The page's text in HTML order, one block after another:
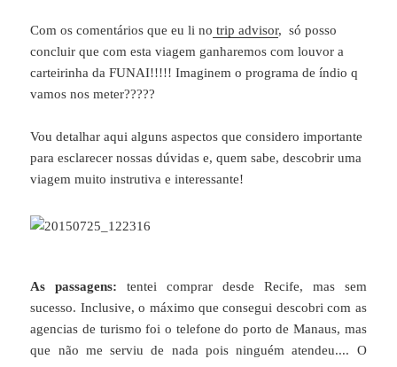
Com os comentários que eu li no trip advisor, só posso
concluir que com esta viagem ganharemos com louvor a
carteirinha da FUNAI!!!!! Imaginem o programa de índio q
vamos nos meter?????
Vou detalhar aqui alguns aspectos que considero importante
para esclarecer nossas dúvidas e, quem sabe, descobrir uma
viagem muito instrutiva e interessante!
As passagens: tentei comprar desde Recife, mas sem
sucesso. Inclusive, o máximo que consegui descobri com as
agencias de turismo foi o telefone do porto de Manaus, mas
que não me serviu de nada pois ninguém atendeu.... O